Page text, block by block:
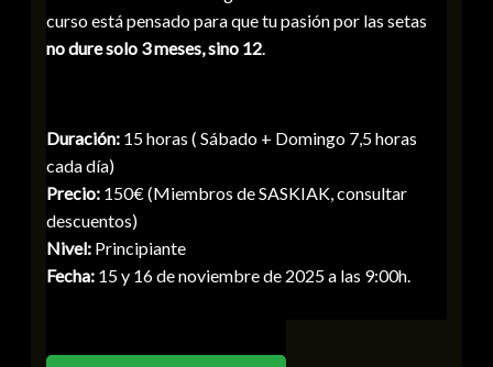
curso está pensado para que tu pasión por las setas
no dure solo 3 meses, sino 12.
Duración:15 horas ( Sábado + Domingo 7,5 horas
cada día)
Precio:150€ (Miembros de SASKIAK, consultar
descuentos)
Nivel:Principiante
Fecha: 15 y 16 de noviembre de 2025 a las 9:00h.